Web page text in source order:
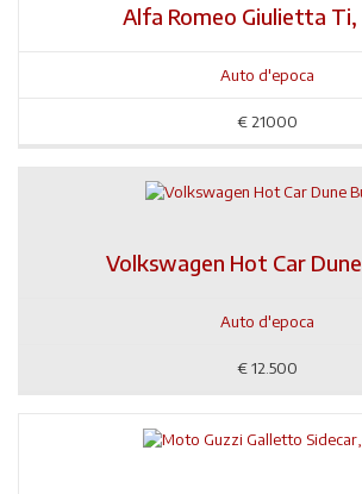
Alfa Romeo Giulietta Ti,
Auto d'epoca
€ 21000
Volkswagen Hot Car
Auto d'epoca
€ 12.500